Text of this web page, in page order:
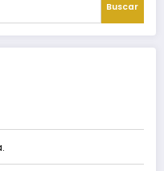
Buscar